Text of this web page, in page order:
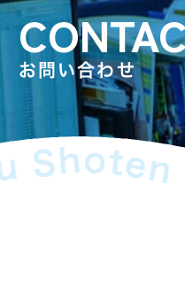
お問い合わせ